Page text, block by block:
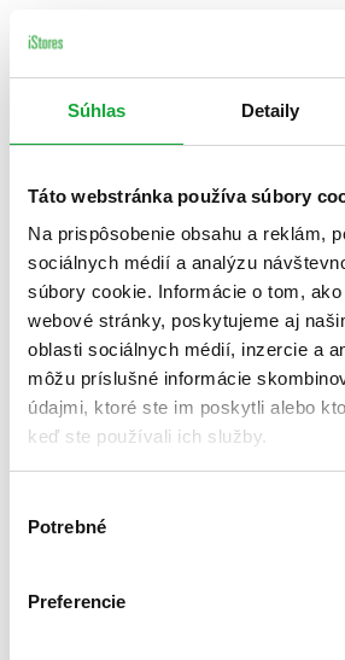
Súhlas Detaily
Táto webstránka používa súbory
Na prispôsobenie obsahu a reklám,
sociálnych médií a analýzu
súbory cookie. Informácie o tom,
webové stránky, poskytujeme aj
oblasti sociálnych médií, inzercie a
môžu príslušné informácie
údajmi, ktoré ste im poskytli alebo
keď ste používali ich služby.
súhlasu
Potrebné
Preferencie